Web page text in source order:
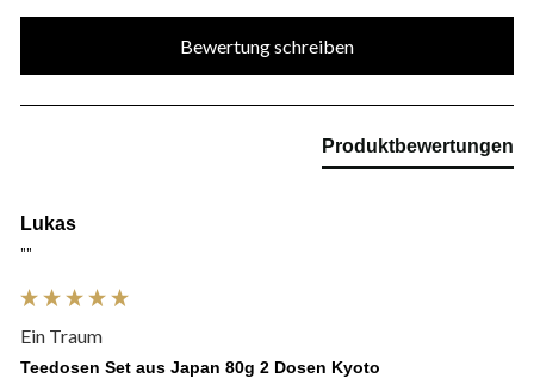
Bewertung schreiben
Produktbewertungen
Lukas
""
Ein Traum
Teedosen Set aus Japan 80g 2 Dosen Kyoto